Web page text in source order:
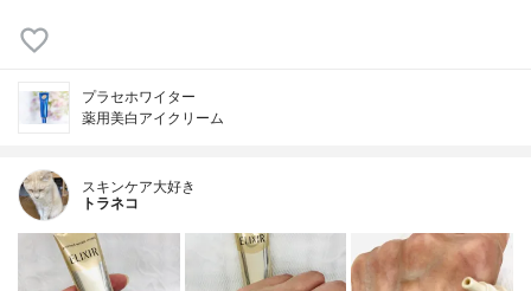
プラセホワイター
薬用美白アイクリーム
スキンケア大好き
トラネコ